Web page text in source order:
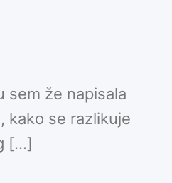
sem že napisala
kako se razlikuje
[...]